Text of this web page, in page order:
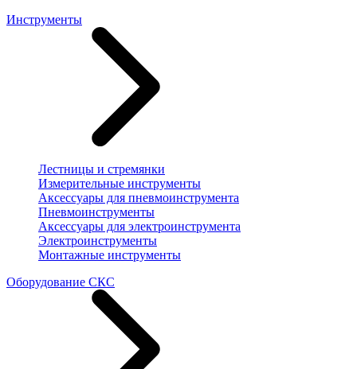
Инструменты
Лестницы и стремянки
Измерительные инструменты
Аксессуары для пневмоинструмента
Пневмоинструменты
Аксессуары для электроинструмента
Электроинструменты
Монтажные инструменты
Оборудование СКС